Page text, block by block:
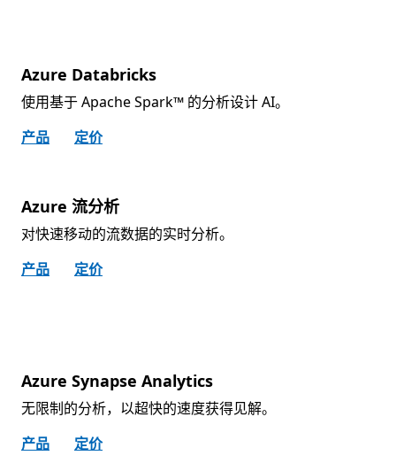
Azure Databricks
使用基于 Apache Spark™ 的分析设计 AI。
产品
定价
Azure 流分析
对快速移动的流数据的实时分析。
产品
定价
Azure Synapse Analytics
无限制的分析，以超快的速度获得见解。
产品
定价